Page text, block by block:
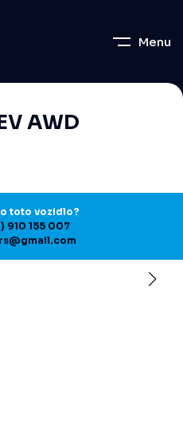
Menu
AWD
toto vozidlo?
910 155 007